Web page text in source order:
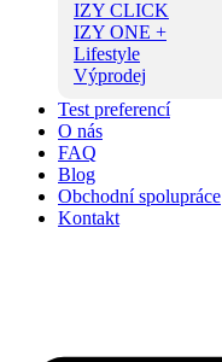
IZY CLICK
IZY ONE +
Lifestyle
Výprodej
Test preferencí
O nás
FAQ
Blog
Obchodní spolupráce
Kontakt